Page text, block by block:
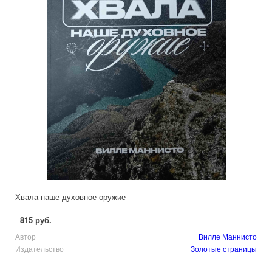
Хвала наше духовное оружие
815 руб.
Автор
Вилле Маннисто
Издательство
Золотые страницы